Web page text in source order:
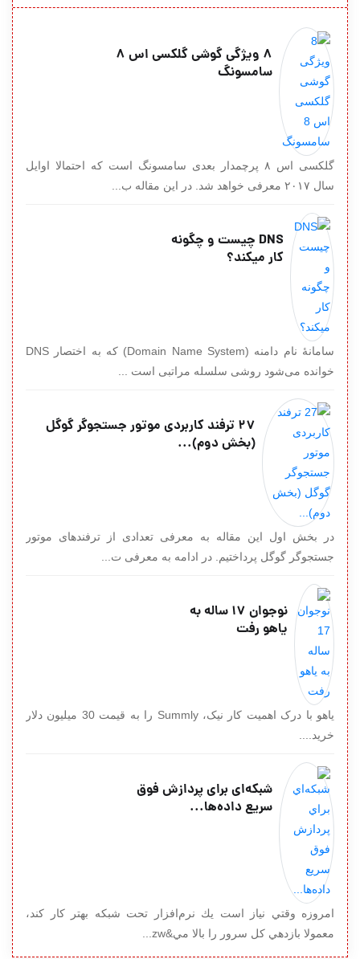
8 ویژگی گوشی گلکسی اس 8
سامسونگ
گلکسی اس ۸ پرچمدار بعدی سامسونگ است که احتمالا اوایل
سال ۲۰۱۷ معرفی خواهد شد. در این مقاله ب...
DNS چیست و چگونه
کار میکند؟
سامانهٔ نام دامنه (Domain Name System) که به اختصار DNS
خوانده می‌شود روشی سلسله مراتبی است ...
27 ترفند کاربردی موتور جستجوگر گوگل
(بخش دوم)...
در بخش اول این مقاله به معرفی تعدادی از ترفندهای موتور
جستجوگر گوگل پرداختیم. در ادامه به معرفی ت...
نوجوان 17 ساله به
یاهو رفت
یاهو با درک اهمیت کار نیک، Summly را به قیمت 30 میلیون دلار
خرید....
شبكه‌اي براي پردازش فوق
سريع داده‌ها...
امروزه وقتي نياز است يك نرم‌افزار تحت شبكه بهتر كار كند،
معمولا بازدهي كل سرور را بالا مي&zw...